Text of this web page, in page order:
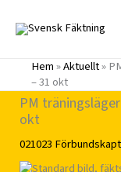
innehåll
Hem»Aktuellt»
– 31 okt
PM
okt
021023